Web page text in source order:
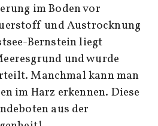
im Boden vor
und Austrocknung
Bernstein liegt
und wurde
Manchmal kann man
im Harz erkennen. Diese
aus der